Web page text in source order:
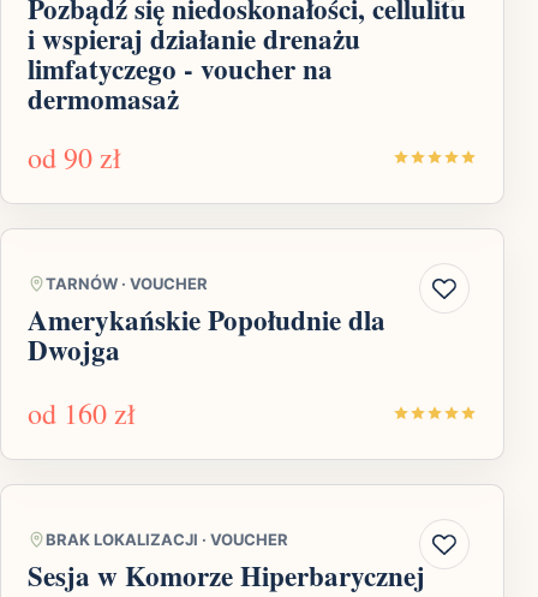
Pozbądź się niedoskonałości, cellulitu
i wspieraj działanie drenażu
limfatyczego - voucher na
dermomasaż
od90 zł
TARNÓW · VOUCHER
Amerykańskie Popołudnie dla
Dwojga
od 160 zł
BRAK LOKALIZACJI · VOUCHER
Sesja w Komorze Hiperbarycznej